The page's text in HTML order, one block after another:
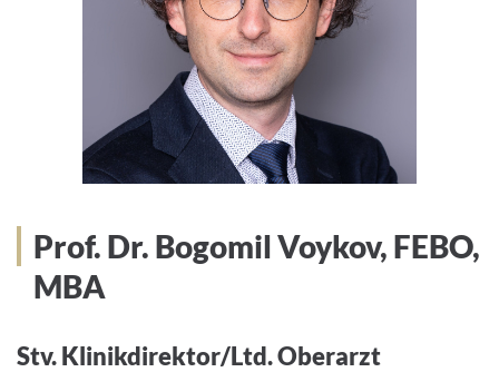
Prof. Dr. Bogomil Voykov, FEBO,
MBA
Stv. Klinikdirektor/Ltd. Oberarzt